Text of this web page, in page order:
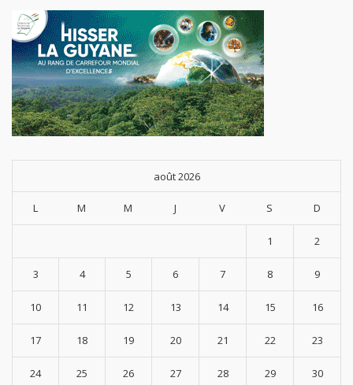
août 2026
L M M J V S D
1 2
3 4 5 6 7 8 9
10 11 12 13 14 15 16
17 18 19 20 21 22 23
24 25 26 27 28 29 30